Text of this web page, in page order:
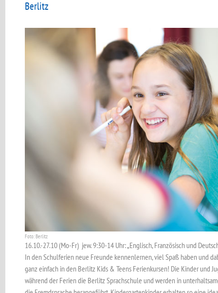
Berlitz
Foto: Berlitz
16.10.-27.10 (Mo-Fr) jew. 9:30-14 Uhr: „Englisch, Französisch und
In den Schulferien neue Freunde kennenlernen, viel Spaß haben und
ganz einfach in den Berlitz Kids & Teens Ferienkursen! Die Kinder und
während der Ferien die Berlitz Sprachschule und werden in